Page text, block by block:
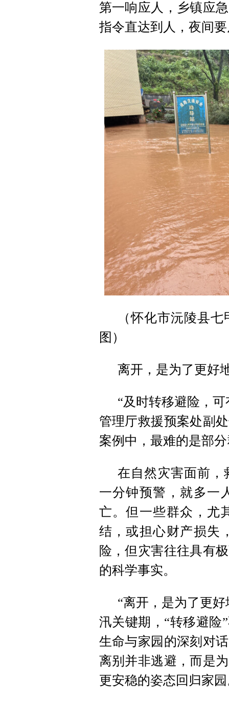
第一响应人，乡镇应
指令直达到人，夜间
（怀化市沅陵县
图）
离开，是为了更好
“及时转移避险，
管理厅救援预案处副
案例中，最难的是部
在自然灾害面前，
一分钟预警，就多一
亡。但一些群众，尤
结，或担心财产损失
险，但灾害往往具有
的科学事实。
“离开，是为了更
汛关键期，“转移避险
生命与家园的深刻对
离别并非逃避，而是
更安稳的姿态回归家